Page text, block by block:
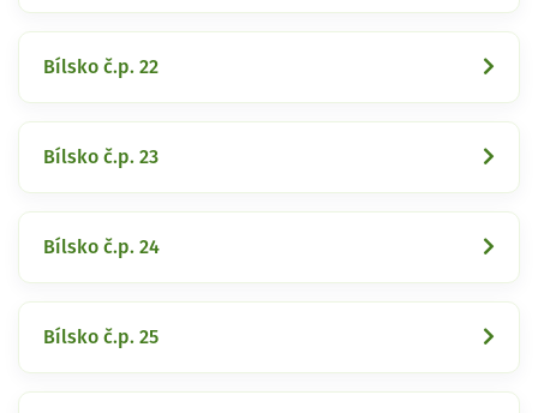
Bílsko č.p. 22
Bílsko č.p. 23
Bílsko č.p. 24
Bílsko č.p. 25